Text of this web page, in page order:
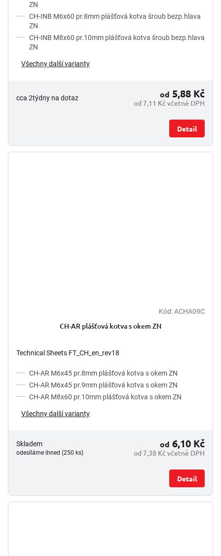
ZN
CH-INB M6x60 pr.8mm plášťová kotva šroub bezp.hlava
ZN
CH-INB M8x60 pr.10mm plášťová kotva šroub bezp.hlava
ZN
Všechny další varianty
cca 2týdny na dotaz
od 7,11 Kč včetně DPH
od 5,88 Kč
Detail
Kód:ACHA09C
CH-AR plášťová kotva s okem ZN
Technical Sheets FT_CH_en_rev18
CH-AR M6x45 pr.8mm plášťová kotva s okem ZN
CH-AR M6x45 pr.9mm plášťová kotva s okem ZN
CH-AR M8x60 pr.10mm plášťová kotva s okem ZN
Všechny další varianty
Skladem
odesíláme ihned (250 ks) od 7,38 Kč včetně DPH
od 6,10 Kč
Detail